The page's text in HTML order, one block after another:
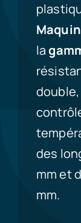
la
des
mm et
mm.